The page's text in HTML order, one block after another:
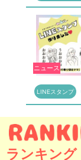
ニュース
LINEスタンプ
ランキング